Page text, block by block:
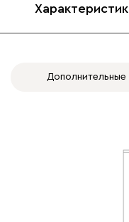
Дополнительные